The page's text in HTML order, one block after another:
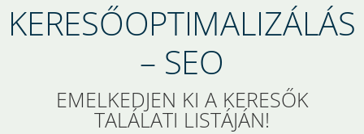
KERESŐOPTIMALIZÁLÁS
– SEO
EMELKEDJEN KI A KERESŐK
TALÁLATI LISTÁJÁN!